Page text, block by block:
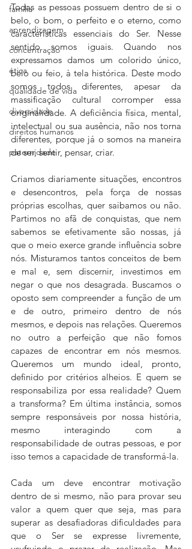
família
aprendizagem
concentração
ética
qualidade de vida
diversidade
direitos humanos
paternidade
Todas as pessoas possuem dentro de si o
belo, o bom, o perfeito e o eterno, como
características essenciais do Ser. Nesse
sentido somos iguais. Quando nos
expressamos damos um colorido único,
belo ou feio, à tela histórica. Deste modo
somos todos diferentes, apesar da
massificação cultural corromper essa
originalidade. A deficiência física, mental,
intelectual ou sua ausência, não nos torna
diferentes, porque já o somos na maneira
de ser, sentir, pensar, criar.
Criamos diariamente situações, encontros
e desencontros, pela força de nossas
próprias escolhas, quer saibamos ou não.
Partimos no afã de conquistas, que nem
sabemos se efetivamente são nossas, já
que o meio exerce grande influência sobre
nós. Misturamos tantos conceitos de bem
e mal e, sem discernir, investimos em
negar o que nos desagrada. Buscamos o
oposto sem compreender a função de um
e de outro, primeiro dentro de nós
mesmos, e depois nas relações. Queremos
no outro a perfeição que não fomos
capazes de encontrar em nós mesmos.
Queremos um mundo ideal, pronto,
definido por critérios alheios. E quem se
responsabiliza por essa realidade? Quem
a transforma? Em última instância, somos
sempre responsáveis por nossa história,
mesmo interagindo com a
responsabilidade de outras pessoas, e por
isso temos a capacidade de transformá-la.
Cada um deve encontrar motivação
dentro de si mesmo, não para provar seu
valor a quem quer que seja, mas para
superar as desafiadoras dificuldades para
que o Ser se expresse livremente,